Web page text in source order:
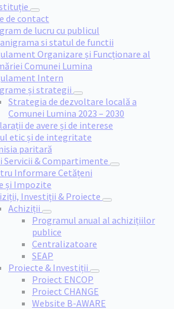
de contact
de lucru cu publicul
si statul de functii
Organizare și Funcționare al
Comunei Lumina
Intern
și strategii
Strategia de dezvoltare locală a
Comunei Lumina 2023 – 2030
de avere și de interese
etic și de integritate
paritară
& Compartimente
Informare Cetățeni
și Impozite
Investiții & Proiecte
Achiziții
Programul anual al achizițiilor
publice
Centralizatoare
SEAP
Proiecte & Investiții
Proiect ENCOP
Proiect CHANGE
Website B-AWARE